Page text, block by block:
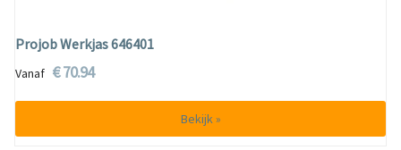
Projob Werkjas 646401
Vanaf € 70.94
Bekijk »